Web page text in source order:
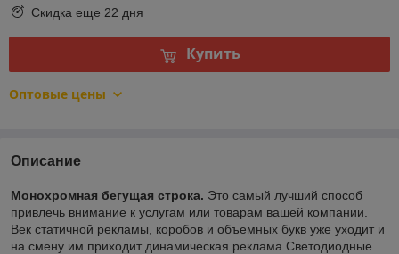
Скидка еще 22 дня
Купить
Оптовые цены
Описание
Монохромная бегущая строка. Это самый лучший способ
привлечь внимание к услугам или товарам вашей компании.
Век статичной рекламы, коробов и объемных букв уже уходит и
на смену им приходит динамическая реклама Светодиодные